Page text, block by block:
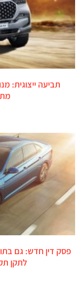
תביעה ייצוגית:
פסק דין חדש: גם
לתקן